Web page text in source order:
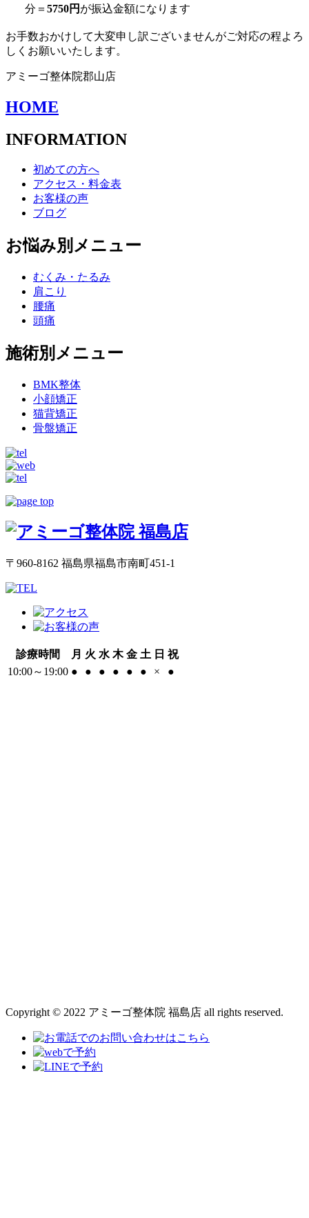
分＝ 5750円 が振込金額になります
お手数おかけして大変申し訳ございませんがご対応の程よろ
しくお願いいたします。
アミーゴ整体院郡山店
HOME
INFORMATION
初めての方へ
アクセス・料金表
お客様の声
ブログ
お悩み別メニュー
むくみ・たるみ
肩こり
腰痛
頭痛
施術別メニュー
BMK整体
小顔矯正
猫背矯正
骨盤矯正
〒960-8162 福島県福島市南町451-1
診療時間 月 火 水 木 金 土 日 祝
10:00～19:00 ● ● ● ● ● ● × ●
Copyright © 2022 アミーゴ整体院 福島店 all rights reserved.